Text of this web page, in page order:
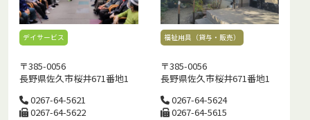
デイサービス
〒385-0056
長野県佐久市桜井671番地1
0267-64-5621
0267-64-5622
福祉用具（貸与・販売）
〒385-0056
長野県佐久市桜井671番地1
0267-64-5624
0267-64-5615